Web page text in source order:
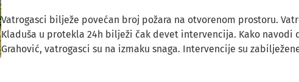
Vatrogasci bilježe povećan broj požara na otvorenom prostoru.
Kladuša u protekla 24h bilježi čak devet intervencija. Kako navodi
Grahović, vatrogasci su na izmaku snaga. Intervencije su